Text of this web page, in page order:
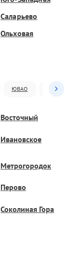
Саларьево
Ольховая
ЮВАО ЮАО
Восточный
Ивановское
Метрогородок
Перово
Соколиная Гора